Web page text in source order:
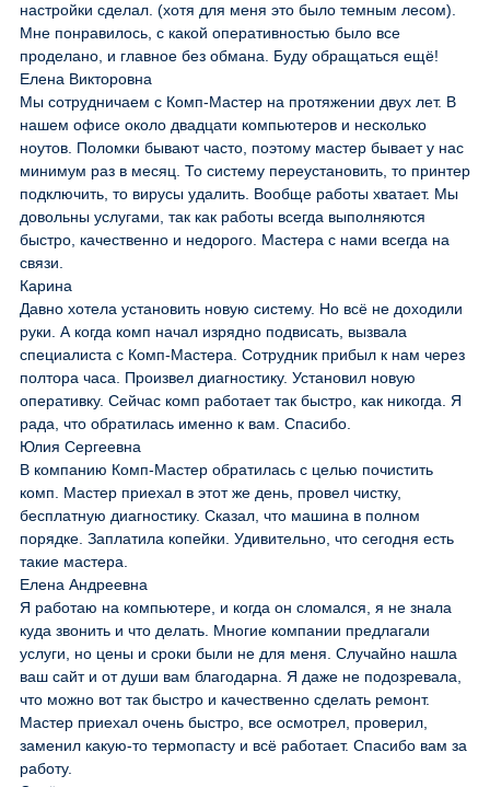
настройки сделал. (хотя для меня это было темным лесом).
Мне понравилось, с какой оперативностью было все
проделано, и главное без обмана. Буду обращаться ещё!
Елена Викторовна
Мы сотрудничаем с Комп-Мастер на протяжении двух лет. В
нашем офисе около двадцати компьютеров и несколько
ноутов. Поломки бывают часто, поэтому мастер бывает у нас
минимум раз в месяц. То систему переустановить, то принтер
подключить, то вирусы удалить. Вообще работы хватает. Мы
довольны услугами, так как работы всегда выполняются
быстро, качественно и недорого. Мастера с нами всегда на
связи.
Карина
Давно хотела установить новую систему. Но всё не доходили
руки. А когда комп начал изрядно подвисать, вызвала
специалиста с Комп-Мастера. Сотрудник прибыл к нам через
полтора часа. Произвел диагностику. Установил новую
оперативку. Сейчас комп работает так быстро, как никогда. Я
рада, что обратилась именно к вам. Спасибо.
Юлия Сергеевна
В компанию Комп-Мастер обратилась с целью почистить
комп. Мастер приехал в этот же день, провел чистку,
бесплатную диагностику. Сказал, что машина в полном
порядке. Заплатила копейки. Удивительно, что сегодня есть
такие мастера.
Елена Андреевна
Я работаю на компьютере, и когда он сломался, я не знала
куда звонить и что делать. Многие компании предлагали
услуги, но цены и сроки были не для меня. Случайно нашла
ваш сайт и от души вам благодарна. Я даже не подозревала,
что можно вот так быстро и качественно сделать ремонт.
Мастер приехал очень быстро, все осмотрел, проверил,
заменил какую-то термопасту и всё работает. Спасибо вам за
работу.